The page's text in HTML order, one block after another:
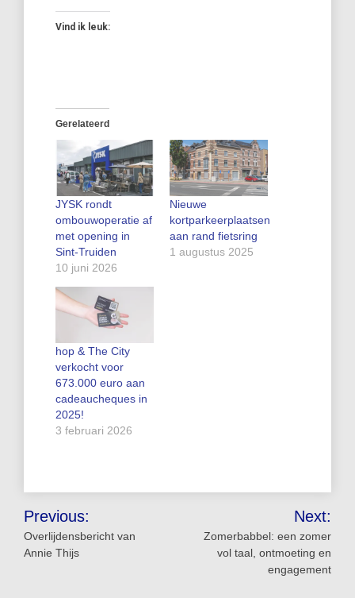
Vind ik leuk:
Gerelateerd
JYSK rondt
ombouwoperatie af
met opening in
Sint-Truiden
10 juni 2026
Nieuwe
kortparkeerplaatsen
aan rand fietsring
1 augustus 2025
hop & The City
verkocht voor
673.000 euro aan
cadeaucheques in
2025!
3 februari 2026
Bericht
navigatie
Previous:
Overlijdensbericht van
Annie Thijs
Next:
Zomerbabbel: een zomer
vol taal, ontmoeting en
engagement